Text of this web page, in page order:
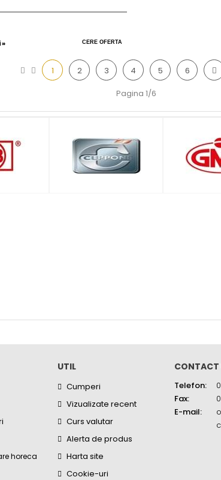
CERE OFERTA
1 2 3 4 5
6
Pagina 1/6
horeca
UTIL
Cumperi
Vizualizate recent
Curs valutar
Alerta de produs
Harta site
Cookie-uri
CONTACT
Telefon:
Fax:
E-mail: